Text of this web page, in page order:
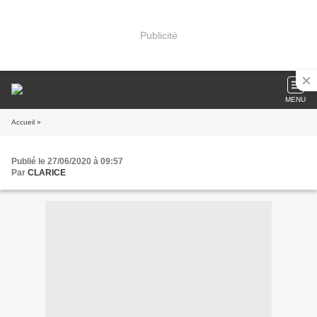
Publicité
MENU
Accueil »
Publié le 27/06/2020 à 09:57
Par CLARICE